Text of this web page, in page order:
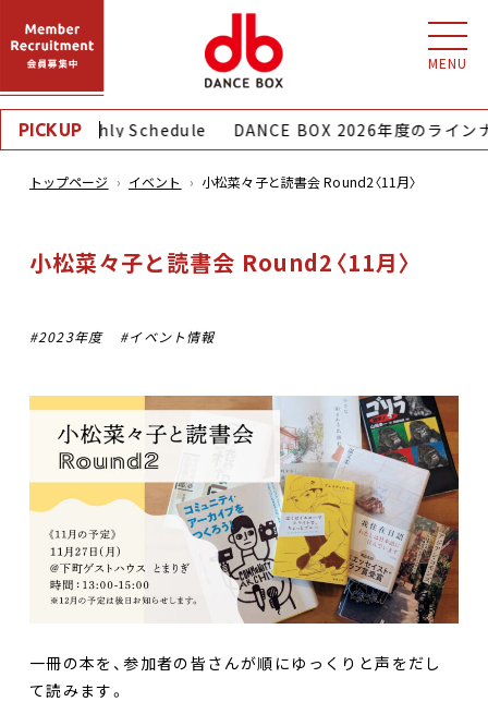
MENU
PICKUP
8月｜Monthly Schedule DANCE BOX 2026年度のライン
トップページ イベント 小松菜々子と読書会 Round2〈11月〉
小松菜々子と読書会 Round2〈11月〉
2023年度 イベント情報
一冊の本を、参加者の皆さんが順にゆっくりと声をだし
て読みます。